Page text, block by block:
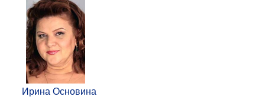
Ирина Основина